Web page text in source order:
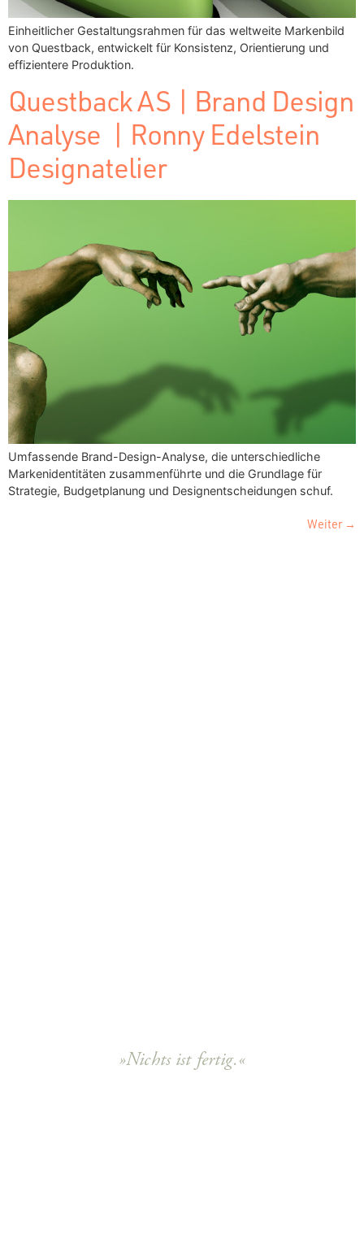
Einheitlicher Gestaltungsrahmen für das weltweite Markenbild
von Questback, entwickelt für Konsistenz, Orientierung und
effizientere Produktion.
Questback AS | Brand Design
Analyse | Ronny Edelstein
Designatelier
Umfassende Brand-Design-Analyse, die unterschiedliche
Markenidentitäten zusammenführte und die Grundlage für
Strategie, Budgetplanung und Designentscheidungen schuf.
Weiter →
»Nichts ist fertig.«